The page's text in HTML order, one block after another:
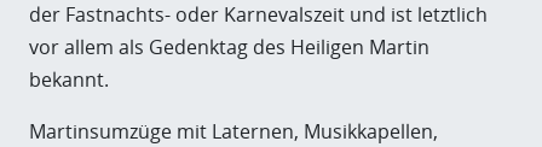
der Fastnachts- oder Karnevalszeit und ist letztlich
vor allem als Gedenktag des Heiligen Martin
bekannt.
Martinsumzüge mit Laternen, Musikkapellen,